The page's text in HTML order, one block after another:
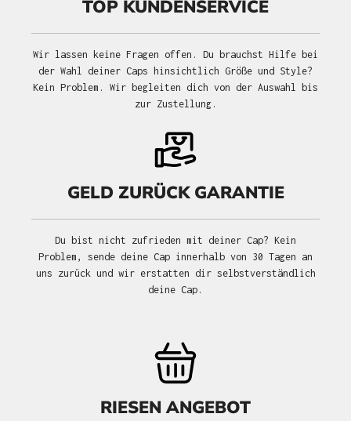
TOP KUNDENSERVICE
Wir lassen keine Fragen offen. Du brauchst Hilfe bei
der Wahl deiner Caps hinsichtlich Größe und Style?
Kein Problem. Wir begleiten dich von der Auswahl bis
zur Zustellung.
GELD ZURÜCK GARANTIE
Du bist nicht zufrieden mit deiner Cap? Kein
Problem, sende deine Cap innerhalb von 30 Tagen an
uns zurück und wir erstatten dir selbstverständlich
deine Cap.
RIESEN ANGEBOT